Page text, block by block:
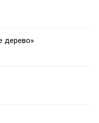
дерево»